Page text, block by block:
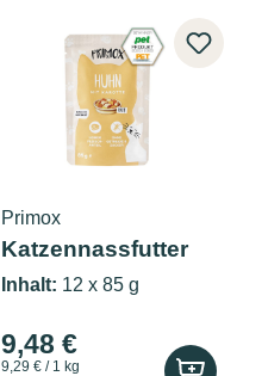
Primox
Katzennassfutter
Huhn 85g P...
Inhalt: 12 x 85 g
9,48 €
9,29 € / 1 kg